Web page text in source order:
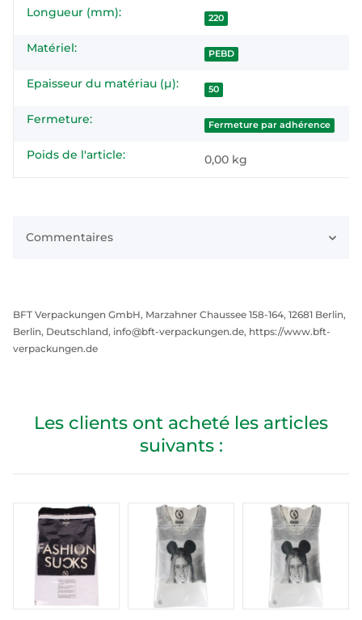
Longueur (mm): 220
Matériel: PEBD
Epaisseur du matériau (µ): 50
Fermeture: Fermeture par adhérence
Poids de l'article: 0,00 kg
Commentaires
BFT Verpackungen GmbH, Marzahner Chaussee 158-164, 12681 Berlin,
Berlin, Deutschland, info@bft-verpackungen.de, https://www.bft-
verpackungen.de
Les clients ont acheté les articles
suivants :